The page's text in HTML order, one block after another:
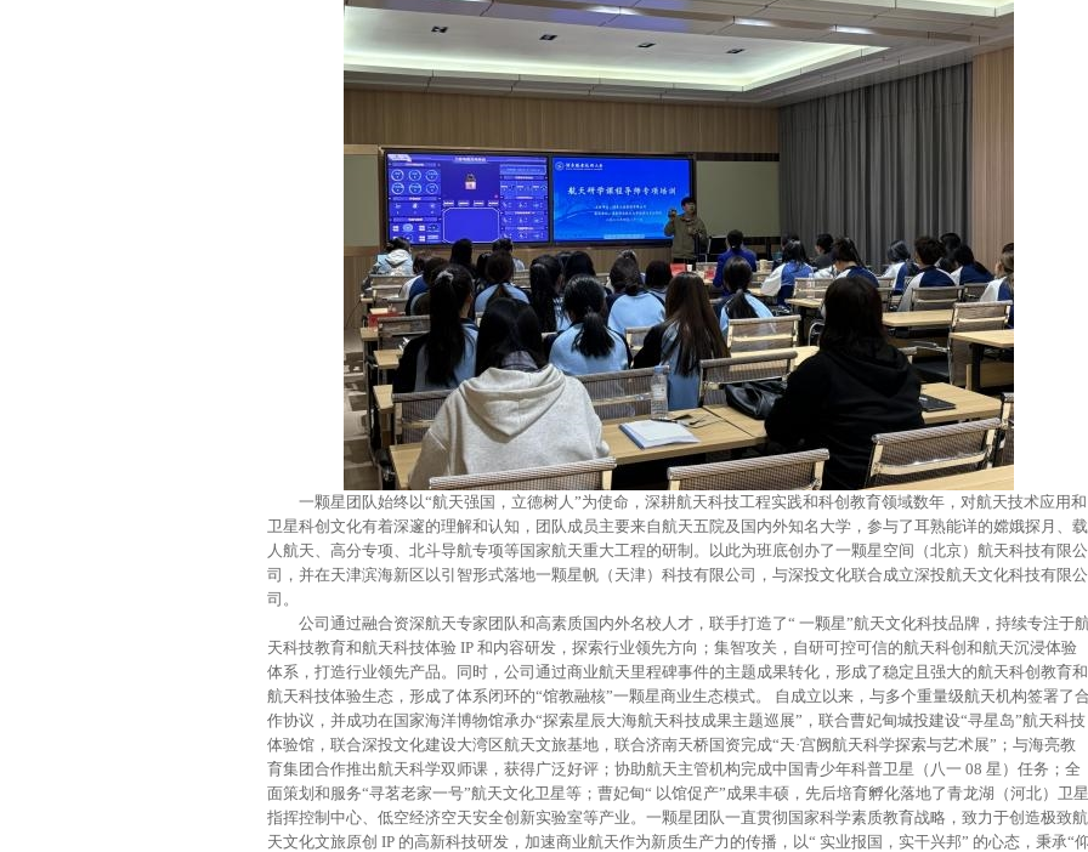
一颗星团队始终以“航天强国，立德树人”为使命，深耕航天科技工程实践和科创教育领域数年，对航天技术应用和
卫星科创文化有着深邃的理解和认知，团队成员主要来自航天五院及国内外知名大学，参与了耳熟能详的嫦娥探月、载
人航天、高分专项、北斗导航专项等国家航天重大工程的研制。以此为班底创办了一颗星空间（北京）航天科技有限公
司，并在天津滨海新区以引智形式落地一颗星帆（天津）科技有限公司，与深投文化联合成立深投航天文化科技有限公
司。
公司通过融合资深航天专家团队和高素质国内外名校人才，联手打造了“ 一颗星”航天文化科技品牌，持续专注于
天科技教育和航天科技体验 IP 和内容研发，探索行业领先方向；集智攻关，自研可控可信的航天科创和航天沉浸体验
体系，打造行业领先产品。同时，公司通过商业航天里程碑事件的主题成果转化，形成了稳定且强大的航天科创教育和
航天科技体验生态，形成了体系闭环的“馆教融核”一颗星商业生态模式。 自成立以来，与多个重量级航天机构签署了
作协议，并成功在国家海洋博物馆承办“探索星辰大海航天科技成果主题巡展”，联合曹妃甸城投建设“寻星岛”航天科技
体验馆，联合深投文化建设大湾区航天文旅基地，联合济南天桥国资完成“天·宫阙航天科学探索与艺术展”；与海亮教
育集团合作推出航天科学双师课，获得广泛好评；协助航天主管机构完成中国青少年科普卫星（八一 08 星）任务；全
面策划和服务“寻茗老家一号”航天文化卫星等； 曹妃甸“ 以馆促产”成果丰硕，先后培育孵化落地了青龙湖（河北）卫星
指挥控制中心、低空经济空天安全创新实验室等产业。一颗星团队一直贯彻国家科学素质教育战略，致力于创造极致航
天文化文旅原创 IP 的高新科技研发，加速商业航天作为新质生产力的传播，以“ 实业报国，实干兴邦” 的心态，秉承“